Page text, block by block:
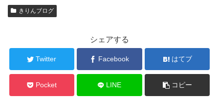
きりんブログ
シェアする
Twitter Facebook はてブ
Pocket LINE コピー